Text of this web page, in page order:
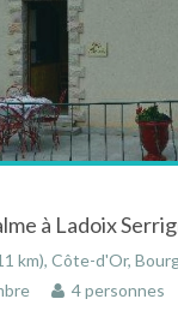
à Ladoix
Côte-d'Or, Bourgogne,
4 personnes